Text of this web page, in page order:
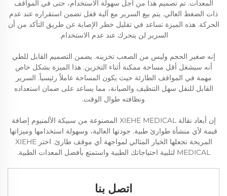
المعدات. تم تصميم هذا من أجل سهولة الاستخدام، حتى في المواقف
ذات الضغط العالي. يتم بيع السرير مع آلية قفل تضمن استقراره عند عدم
الحركة. هذه الميزة تساعد في تقليل خطر الإصابة عن طريق التأكد من أن
السرير لن يتحرك عند عدم الاستخدام.
إنه صغير الحجم وليس من الصعب تخزينه. يضمن التصميم القابل للطي
أنه سيشغل أقل مساحة ممكنة أثناء التخزين. هذا الميزة بشكل خاص
مهمة في المواقف الطارئة حيث يكون المساحة عاملاً رئيسياً. السرير
القابل للنقل سهل التنظيف والصيانة، مما يساعد على ضمان استعداده
ونظافته طوال الوقت.
إن أبعاد نقالة XIEHE MEDICAL المصنوعة من سبيكة الألمنيوم إضافة
قيمة لأي منشأة طوارئ طبية. جودتها العالية، وسهولة استخدامها وميزاتها
المريحة تجعلها الخيار المثالي لمواجهة أي موقف طارئ. اختر XIEHE
MEDICAL لتلبية احتياجاتك الطبية واستمتع بأفضل المعدات الطبية.
اتصل بنا